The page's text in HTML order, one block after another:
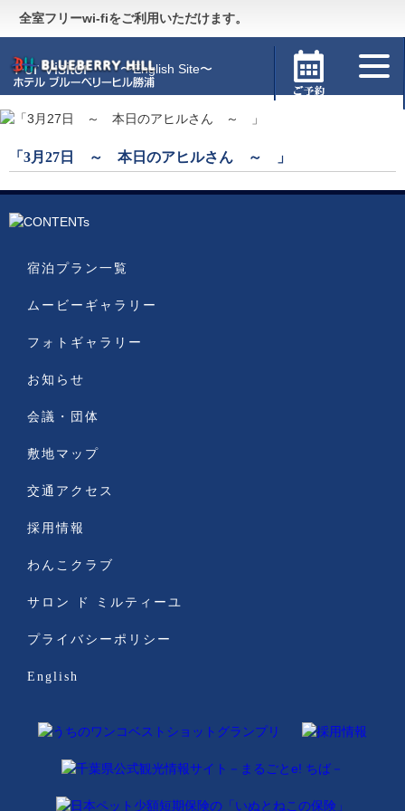
全室フリーwi-fiをご利用いただけます。
Guide 〜施設のご案内〜
For Visitor 〜English Site〜
「3月27日 ～ 本日のアヒルさん ～ 」
宿泊プラン一覧
ムービーギャラリー
フォトギャラリー
お知らせ
会議・団体
敷地マップ
交通アクセス
採用情報
わんこクラブ
サロン ド ミルティーユ
プライバシーポリシー
English